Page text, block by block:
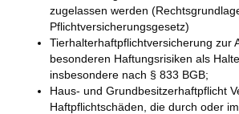
zugelassen werden
Pflichtversicherungsgesetz)
Tierhalterhaftpflichtversicherung zur
besonderen Haftungsrisiken als
insbesondere nach § 833 BGB;
Haus- und Grundbesitzerhaftpflicht
Haftpflichtschäden, die durch oder